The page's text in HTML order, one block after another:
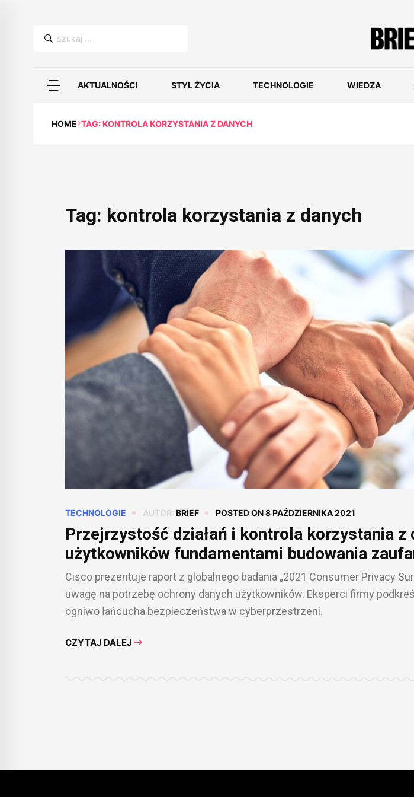
Szukaj:
AKTUALNOŚCI STYL ŻYCIA TECHNOLOGIE WIEDZA
HOME TAG: KONTROLA KORZYSTANIA Z DANYCH
Tag: kontrola korzystania z danych
TECHNOLOGIE AUTOR: BRIEF POSTED ON8 PAŹDZIERNIKA 2021
Przejrzystość działań i kontrola korzystania z
użytkowników fundamentami budowania
klientów [RAPORT]
Cisco prezentuje raport z globalnego badania „2021 Consumer Privacy
uwagę na potrzebę ochrony danych użytkowników. Eksperci firmy
ogniwo łańcucha bezpieczeństwa w cyberprzestrzeni.
CZYTAJ DALEJ